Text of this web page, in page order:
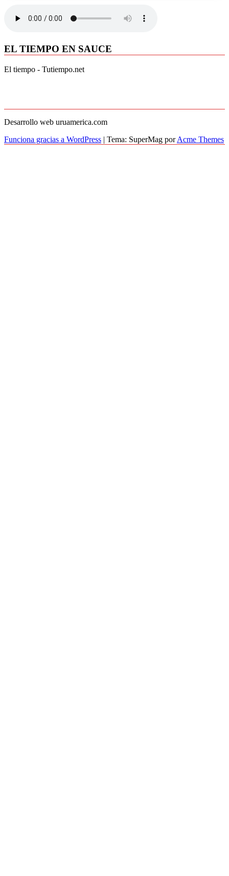
EL TIEMPO EN SAUCE
El tiempo - Tutiempo.net
Desarrollo web uruamerica.com
Funciona gracias a WordPress | Tema: SuperMag porAcme Themes